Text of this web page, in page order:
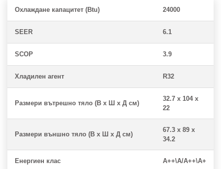
Охлаждане капацитет (Btu) 24000
SEER 6.1
SCOP 3.9
Хладилен агент R32
Размери вътрешно тяло (В x Ш x Д см)
32.7 x 104 x
22
Размери външно тяло (В x Ш x Д см)
67.3 x 89 x
34.2
Енергиен клас A++\A/A++\A+